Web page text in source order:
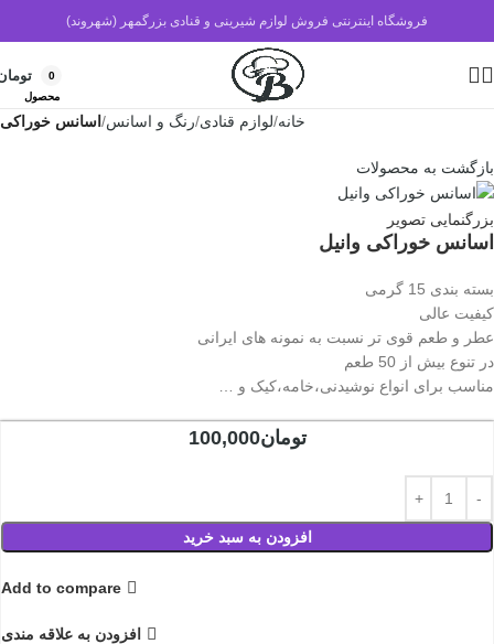
فروشگاه اینترنتی فروش لوازم شیرینی و قنادی بزرگمهر (شهروند)
0
محصول
خانه لوازم قنادی رنگ و اسانس اسانس خوراکی
بازگشت به محصولات
بزرگنمایی تصویر
اسانس خوراکی وانیل
بسته بندی 15 گرمی
کیفیت عالی
عطر و طعم قوی تر نسبت به نمونه های ایرانی
در تنوع بیش از 50 طعم
مناسب برای انواع نوشیدنی،خامه،کیک و …
تومان100,000
افزودن به سبد خرید
Add to compare
افزودن به علاقه مندی